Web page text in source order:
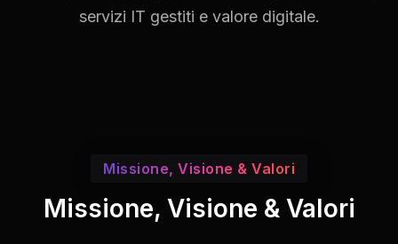
servizi IT gestiti e valore digitale.
Missione, Visione & Valori
Missione, Visione & Valori